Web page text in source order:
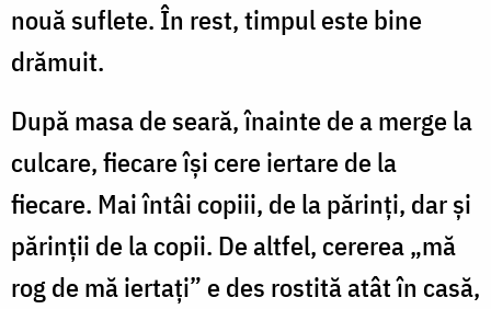
nouă suflete. În rest, timpul este bine
drămuit.
După masa de seară, înainte de a merge la
culcare, fiecare își cere iertare de la
fiecare. Mai întâi copiii, de la părinți, dar și
părinții de la copii. De altfel, cererea „mă
rog de mă iertați” e des rostită atât în casă,